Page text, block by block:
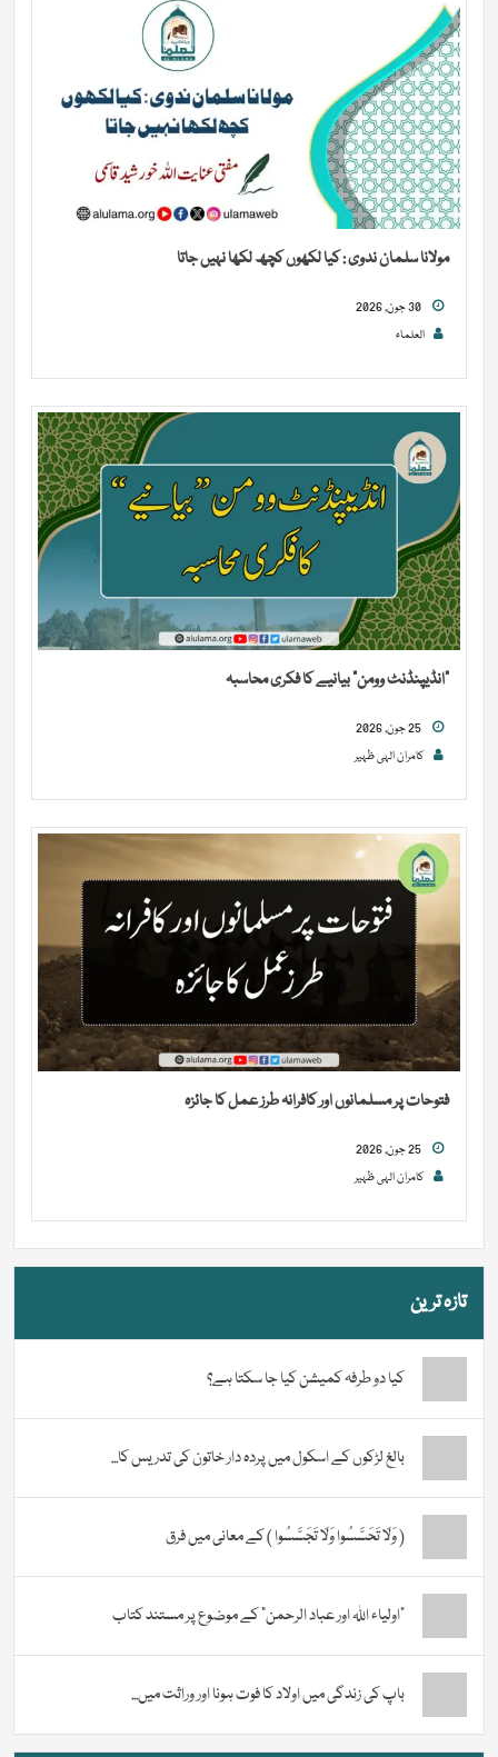
مولانا سلمان ندوی : کیا لکھوں کچھ لکھا نہیں جاتا
العلماء
“انڈیپنڈنٹ وومن” بیانیے کا فکری محاسبہ
کامران الہی ظہیر
فتوحات پر مسلمانوں اور کافرانہ طرز عمل کا جائزہ
کامران الہی ظہیر
تازہ ترین
کیا دو طرفہ کمیشن کیا جا سکتا ہے؟
بالغ لڑکوں کے اسکول میں پردہ دار خاتون کی تدریس کا...
( وَلَا تَحَسَّسُوا وَلَا تَجَسَّسُوا ) کے معانی میں فرق
“اولیاء اللہ اور عباد الرحمن” کے موضوع پر مستند کتاب
باپ کی زندگی میں اولاد کا فوت ہونا اور وراثت میں...